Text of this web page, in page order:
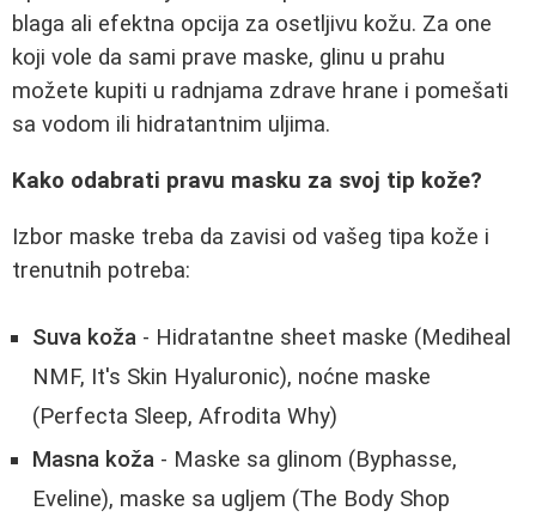
blaga ali efektna opcija za osetljivu kožu. Za one
koji vole da sami prave maske, glinu u prahu
možete kupiti u radnjama zdrave hrane i pomešati
sa vodom ili hidratantnim uljima.
Kako odabrati pravu masku za svoj tip kože?
Izbor maske treba da zavisi od vašeg tipa kože i
trenutnih potreba:
Suva koža - Hidratantne sheet maske (Mediheal
NMF, It's Skin Hyaluronic), noćne maske
(Perfecta Sleep, Afrodita Why)
Masna koža - Maske sa glinom (Byphasse,
Eveline), maske sa ugljem (The Body Shop